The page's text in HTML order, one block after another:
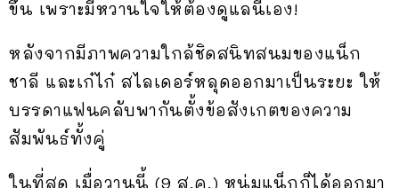
ขึ้น เพราะมีหวานใจให้ต้องดูแลนี่เอง!
หลังจากมีภาพความใกล้ชิดสนิทสนมของแน็ก
ชาลี และเก๋ไก๋ สไลเดอร์หลุดออกมาเป็นระยะ ให้
บรรดาแฟนคลับพากันตั้งข้อสังเกตของความ
สัมพันธ์ทั้งคู่
ในที่สุด เมื่อวานนี้ (9 ส.ค.) หนุ่มแน็กก็ได้ออกมา